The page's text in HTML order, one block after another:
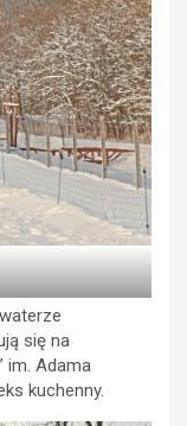
się na
im. Adama
kuchenny.